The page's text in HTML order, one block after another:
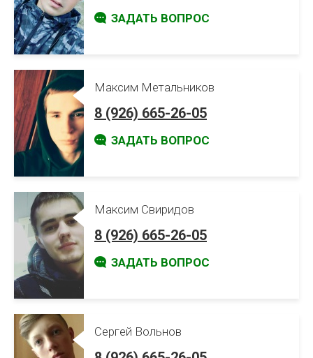
ЗАДАТЬ ВОПРОС
Максим Метальников
8 (926) 665-26-05
ЗАДАТЬ ВОПРОС
Максим Свиридов
8 (926) 665-26-05
ЗАДАТЬ ВОПРОС
Сергей Вольнов